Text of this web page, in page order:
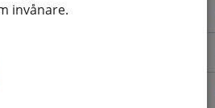
invånare.